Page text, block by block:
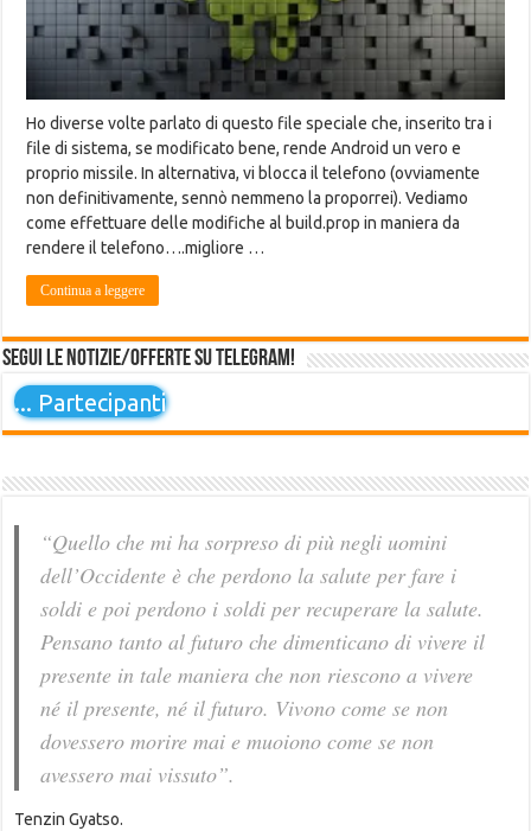
Ho diverse volte parlato di questo file speciale che, inserito tra i
file di sistema, se modificato bene, rende Android un vero e
proprio missile. In alternativa, vi blocca il telefono (ovviamente
non definitivamente, sennò nemmeno la proporrei). Vediamo
come effettuare delle modifiche al build.prop in maniera da
rendere il telefono….migliore …
Continua a leggere
Segui le notizie/offerte su Telegram!
... Partecipanti
“Quello che mi ha sorpreso di più negli uomini
dell’Occidente è che perdono la salute per fare i
soldi e poi perdono i soldi per recuperare la salute.
Pensano tanto al futuro che dimenticano di vivere il
presente in tale maniera che non riescono a vivere
né il presente, né il futuro. Vivono come se non
dovessero morire mai e muoiono come se non
avessero mai vissuto”.
Tenzin Gyatso.